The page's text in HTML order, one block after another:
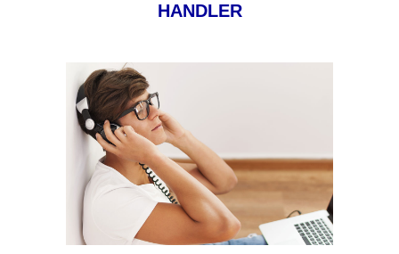
HANDLER